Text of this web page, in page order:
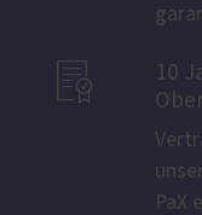

10
PaX